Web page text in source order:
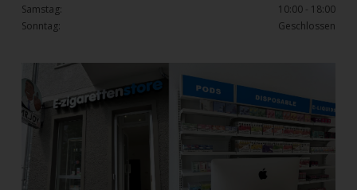
Samstag:
10:00 - 18:00
Sonntag:
Geschlossen